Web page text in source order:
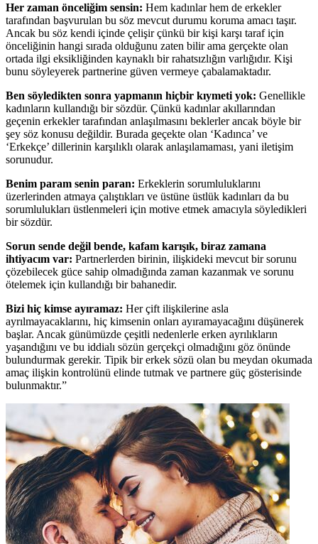
Her zaman önceliğim sensin: Hem kadınlar hem de erkekler
tarafından başvurulan bu söz mevcut durumu koruma amacı taşır.
Ancak bu söz kendi içinde çelişir çünkü bir kişi karşı taraf için
önceliğinin hangi sırada olduğunu zaten bilir ama gerçekte olan
ortada ilgi eksikliğinden kaynaklı bir rahatsızlığın varlığıdır. Kişi
bunu söyleyerek partnerine güven vermeye çabalamaktadır.
Ben söyledikten sonra yapmanın hiçbir kıymeti yok: Genellikle
kadınların kullandığı bir sözdür. Çünkü kadınlar akıllarından
geçenin erkekler tarafından anlaşılmasını beklerler ancak böyle bir
şey söz konusu değildir. Burada geçekte olan ‘Kadınca’ ve
‘Erkekçe’ dillerinin karşılıklı olarak anlaşılamaması, yani iletişim
sorunudur.
Benim param senin paran: Erkeklerin sorumluluklarını
üzerlerinden atmaya çalıştıkları ve üstüne üstlük kadınları da bu
sorumlulukları üstlenmeleri için motive etmek amacıyla söyledikleri
bir sözdür.
Sorun sende değil bende, kafam karışık, biraz zamana
ihtiyacım var: Partnerlerden birinin, ilişkideki mevcut bir sorunu
çözebilecek güce sahip olmadığında zaman kazanmak ve sorunu
ötelemek için kullandığı bir bahanedir.
Bizi hiç kimse ayıramaz: Her çift ilişkilerine asla
ayrılmayacaklarını, hiç kimsenin onları ayıramayacağını düşünerek
başlar. Ancak günümüzde çeşitli nedenlerle erken ayrılıkların
yaşandığını ve bu iddialı sözün gerçekçi olmadığını göz önünde
bulundurmak gerekir. Tipik bir erkek sözü olan bu meydan okumada
amaç ilişkin kontrolünü elinde tutmak ve partnere güç gösterisinde
bulunmaktır.”